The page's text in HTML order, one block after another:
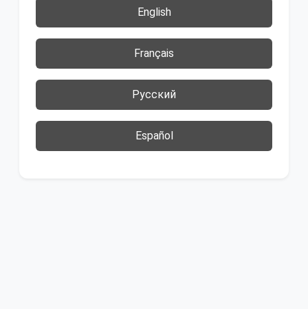
English
Français
Русский
Español